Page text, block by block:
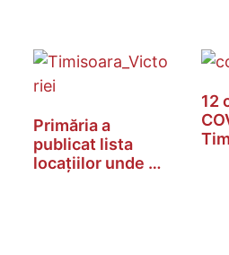
Primăria a
publicat lista
locațiilor unde se
12